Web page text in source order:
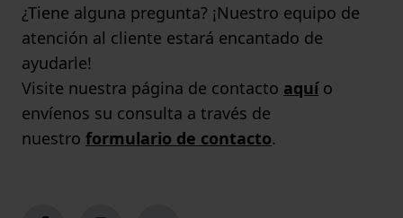
¿Tiene alguna pregunta? ¡Nuestro equipo de
atención al cliente estará encantado de
ayudarle!
Visite nuestra página de contacto aquío
envíenos su consulta a través de
nuestro formulario de contacto.